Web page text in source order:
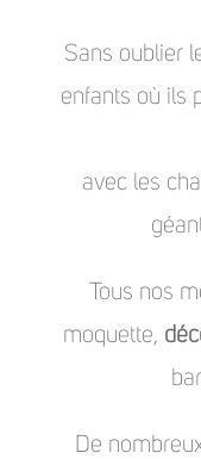
Sans oublier
enfants où ils
avec les
Tous nos
moquette,
De